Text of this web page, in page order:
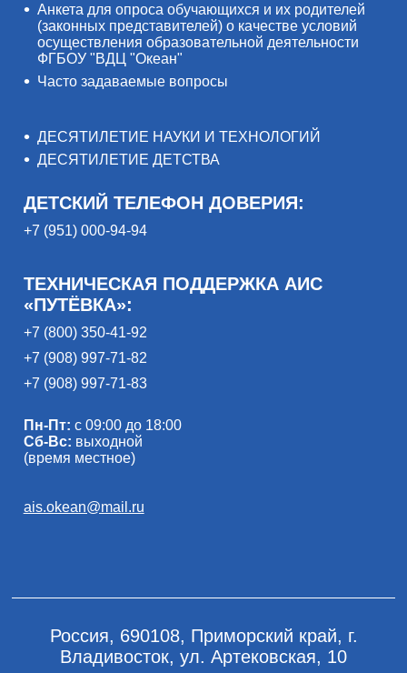
Анкета для опроса обучающихся и их родителей
(законных представителей) о качестве условий
осуществления образовательной деятельности
ФГБОУ "ВДЦ "Океан"
Часто задаваемые вопросы
ДЕСЯТИЛЕТИЕ НАУКИ И ТЕХНОЛОГИЙ
ДЕСЯТИЛЕТИЕ ДЕТСТВА
ДЕТСКИЙ ТЕЛЕФОН ДОВЕРИЯ:
+7 (951) 000-94-94
ТЕХНИЧЕСКАЯ ПОДДЕРЖКА АИС
«ПУТЁВКА»:
+7 (800) 350-41-92
+7 (908) 997-71-82
+7 (908) 997-71-83
Пн-Пт: с 09:00 до 18:00
Сб-Вс: выходной
(время местное)
ais.okean@mail.ru
Россия, 690108, Приморский край, г.
Владивосток, ул. Артековская, 10